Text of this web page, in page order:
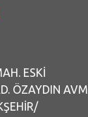
ESKİ
ÖZAYDIN AVM